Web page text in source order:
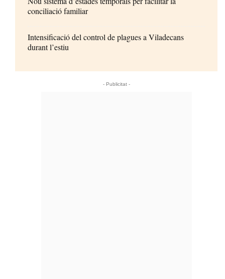
conciliació familiar
Intensificació del control de plagues a Viladecans
durant l’estiu
- Publicitat -